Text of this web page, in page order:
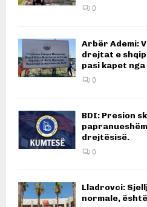
0
Arbër Ademi:
drejtat e
pasi kapet
0
BDI: Presion
drejtësisë.
0
Lladrovci:
normale,